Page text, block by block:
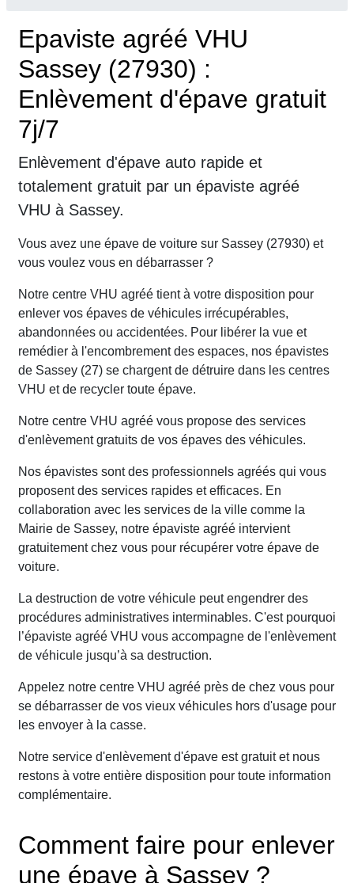
Epaviste agréé VHU
Sassey (27930) :
Enlèvement d'épave gratuit
7j/7
Enlèvement d'épave auto rapide et
totalement gratuit par un épaviste agréé
VHU à Sassey.
Vous avez une épave de voiture sur Sassey (27930) et
vous voulez vous en débarrasser ?
Notre centre VHU agréé tient à votre disposition pour
enlever vos épaves de véhicules irrécupérables,
abandonnées ou accidentées. Pour libérer la vue et
remédier à l'encombrement des espaces, nos épavistes
de Sassey (27) se chargent de détruire dans les centres
VHU et de recycler toute épave.
Notre centre VHU agréé vous propose des services
d'enlèvement gratuits de vos épaves des véhicules.
Nos épavistes sont des professionnels agréés qui vous
proposent des services rapides et efficaces. En
collaboration avec les services de la ville comme la
Mairie de Sassey, notre épaviste agréé intervient
gratuitement chez vous pour récupérer votre épave de
voiture.
La destruction de votre véhicule peut engendrer des
procédures administratives interminables. C'est pourquoi
l’épaviste agréé VHU vous accompagne de l'enlèvement
de véhicule jusqu’à sa destruction.
Appelez notre centre VHU agréé près de chez vous pour
se débarrasser de vos vieux véhicules hors d'usage pour
les envoyer à la casse.
Notre service d'enlèvement d'épave est gratuit et nous
restons à votre entière disposition pour toute information
complémentaire.
Comment faire pour enlever
une épave à Sassey ?